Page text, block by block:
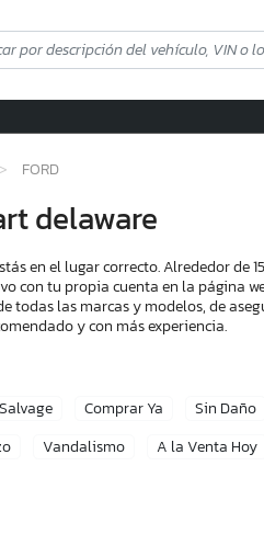
FORD
delaware
en el lugar correcto. Alrededor
con tu propia cuenta en la página
las marcas y modelos, de
y con más experiencia.
Comprar Ya Sin Daño
Vandalismo A la Venta Hoy